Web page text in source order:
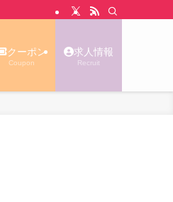
クーポン
Coupon
求人情報
Recruit